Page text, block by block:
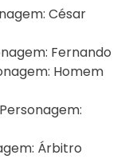
César
Fernando
Homem
Personagem:
Árbitro